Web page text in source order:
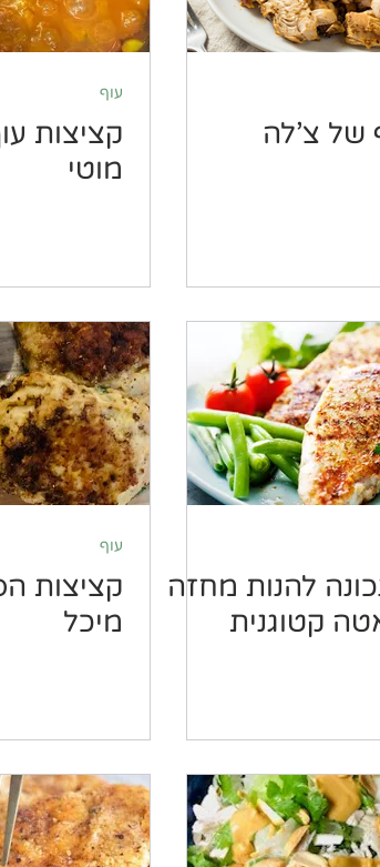
של צ'לה
עוף
קציצות
מוטי
להנות מחזה
קטוגנית
עוף
קציצות
מיכל